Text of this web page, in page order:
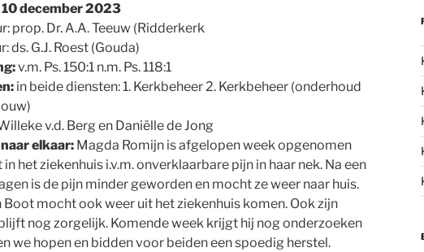
december 2023
prop. Dr. A.A. Teeuw (Ridderkerk
ds. G.J. Roest (Gouda)
v.m. Ps. 150:1 n.m. Ps. 118:1
in beide diensten: 1. Kerkbeheer 2. Kerkbeheer (onderhoud
v.d. Berg en Daniëlle de Jong
elkaar: Magda Romijn is afgelopen week opgenomen
het ziekenhuis i.v.m. onverklaarbare pijn in haar nek. Na een
is de pijn minder geworden en mocht ze weer naar huis.
Boot mocht ook weer uit het ziekenhuis komen. Ook zijn
nog zorgelijk. Komende week krijgt hij nog onderzoeken
we hopen en bidden voor beiden een spoedig herstel.